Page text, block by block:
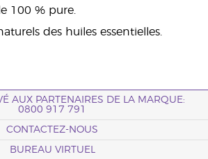
100 % pure.
des huiles essentielles.
AUX PARTENAIRES DE LA MARQUE:
0800 917 791
CONTACTEZ-NOUS
BUREAU VIRTUEL